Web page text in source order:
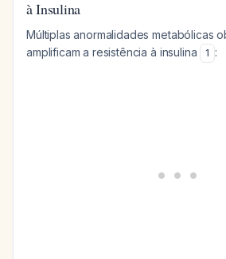
à Insulina
Múltiplas anormalidades metabólicas
amplificam a resistência à insulina
1 :